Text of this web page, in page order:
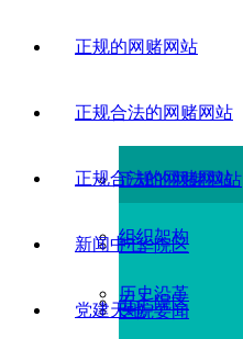
正规的网赌网站
正规合法的网赌网站
正规的网赌网站
组织架构
历史沿革
正规合法的网赌网站
广华院区
五七院区
新闻中心
医院要闻
党建天地